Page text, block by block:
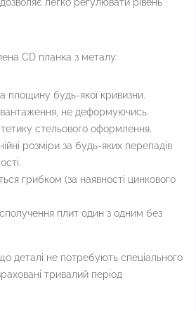
CD планка з металу:
площину будь-якої кривизни.
не деформуючись.
стельового оформлення.
розміри за будь-яких перепадів
грибком (за наявності цинкового
плит один з одним без
деталі не потребують спеціального
тривалий період